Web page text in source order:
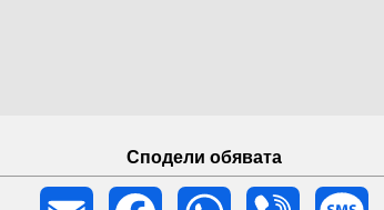
Сподели обявата
Email
Facebook WhatsApp Viber